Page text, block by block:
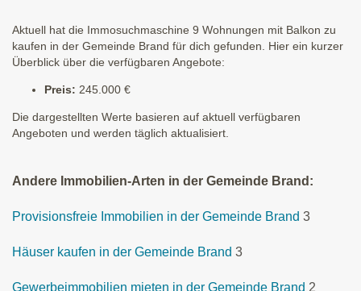
Aktuell hat die Immosuchmaschine 9 Wohnungen mit Balkon zu
kaufen in der Gemeinde Brand für dich gefunden. Hier ein kurzer
Überblick über die verfügbaren Angebote:
Preis: 245.000 €
Die dargestellten Werte basieren auf aktuell verfügbaren
Angeboten und werden täglich aktualisiert.
Andere Immobilien-Arten in der Gemeinde Brand:
Provisionsfreie Immobilien in der Gemeinde Brand 3
Häuser kaufen in der Gemeinde Brand 3
Gewerbeimmobilien mieten in der Gemeinde Brand 2